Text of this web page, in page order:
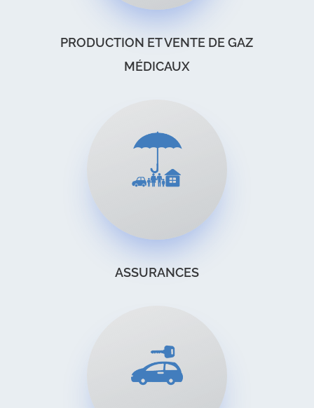
PRODUCTION ET VENTE DE GAZ
MÉDICAUX
ASSURANCES